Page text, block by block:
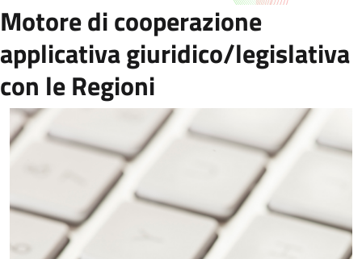
Motore di cooperazione
applicativa giuridico/legislativa
con le Regioni